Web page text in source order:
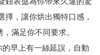
擇，讓你烘出獨特口感，
滿足你不同要求。
早上有一絲延誤，自動